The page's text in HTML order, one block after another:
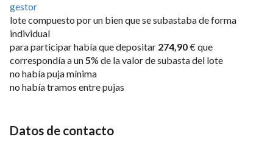
gestor
lote compuesto por un bien que se subastaba de forma
individual
para participar había que depositar 274,90€ que
correspondía a un5% de la valor de subasta del lote
no había puja mínima
no había tramos entre pujas
Datos de contacto